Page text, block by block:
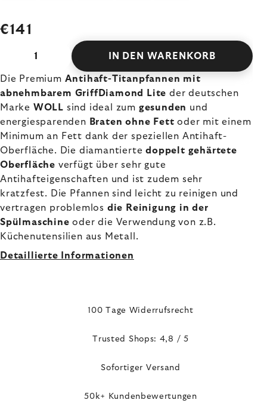
€141
IN DEN WARENKORB
Die Premium Antihaft-Titanpfannen mit
abnehmbarem GriffDiamond Liteder deutschen
Marke WOLL sind ideal zum gesunden und
energiesparenden Braten ohne Fett oder mit einem
Minimum an Fett dank der speziellen Antihaft-
Oberfläche. Die diamantiertedoppelt gehärtete
Oberfläche verfügt über sehr gute
Antihafteigenschaften und ist zudem sehr
kratzfest. Die Pfannen sind leicht zu reinigen und
vertragen problemlos die Reinigung in der
Spülmaschineoder die Verwendung von z.B.
Küchenutensilien aus Metall.
Detaillierte Informationen
100 Tage Widerrufsrecht
Trusted Shops: 4,8 / 5
Sofortiger Versand
50k+ Kundenbewertungen